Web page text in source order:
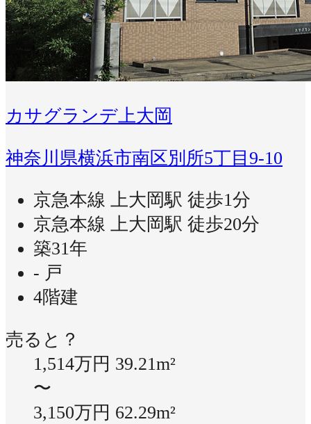
カサグランデ上大岡
神奈川県横浜市南区別所5丁目9-10
京急本線 上大岡駅 徒歩1分
京急本線 上大岡駅 徒歩20分
築31年
- 戸
4階建
売ると？
1,514万円 39.21m²
〜
3,150万円 62.29m²